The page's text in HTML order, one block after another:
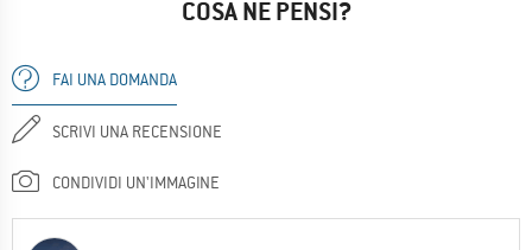
COSA NE PENSI?
FAI UNA DOMANDA
SCRIVI UNA RECENSIONE
CONDIVIDI UN'IMMAGINE